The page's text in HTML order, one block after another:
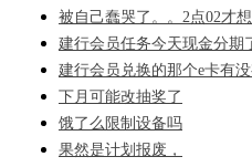
被自己蠢哭了。。2点02才想
建行会员任务今天现金分期
建行会员兑换的那个e卡有
下月可能改抽奖了
饿了么限制设备吗
果然是计划报废，